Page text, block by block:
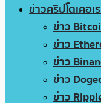
ข่าวคริปโตเคอเ
ข่าว
ข่าว
ข่าว
ข่าว
ข่าว